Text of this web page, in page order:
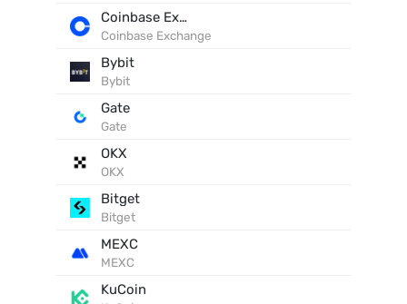
Coinbase Exchange
Coinbase Exchange
Bybit
Bybit
Gate
Gate
OKX
OKX
Bitget
Bitget
MEXC
MEXC
KuCoin